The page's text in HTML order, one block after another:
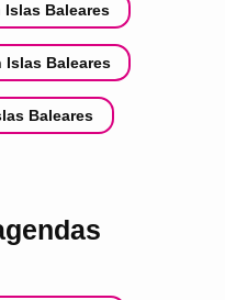
Islas Baleares
Islas Baleares
Baleares